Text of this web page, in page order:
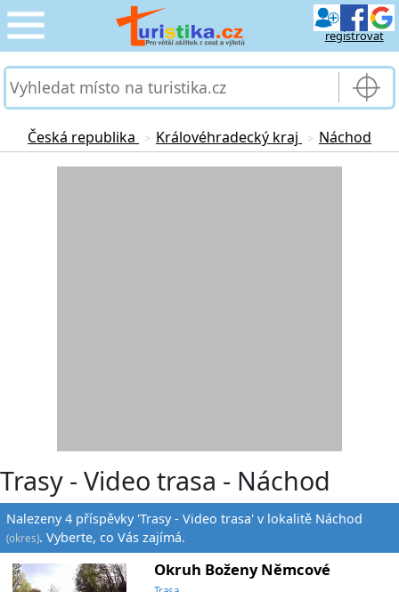
registrovat
CESTOVÁNÍ
SLUŽBY & DOPRAVA
PRO TURISTY
Česká republika > Královéhradecký kraj > Náchod
Trasy - Video trasa - Náchod
Nalezeny 4 příspěvky 'Trasy - Video trasa' v lokalitě Náchod
(okres). Vyberte, co Vás zajímá.
Okruh Boženy Němcové